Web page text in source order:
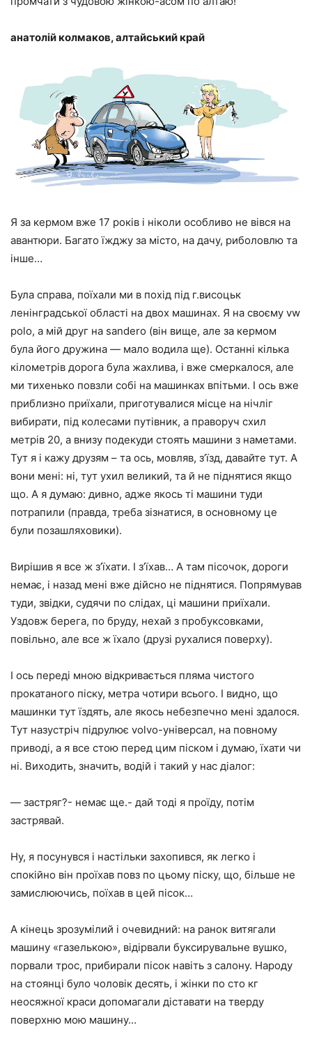
анатолій колмаков, алтайський край
Я за кермом вже 17 років і ніколи особливо не вівся на
авантюри. Багато їжджу за місто, на дачу, риболовлю та
інше…
Була справа, поїхали ми в похід під г.висоцьк
ленінградської області на двох машинах. Я на своєму vw
polo, а мій друг на sandero (він вище, але за кермом
була його дружина — мало водила ще). Останні кілька
кілометрів дорога була жахлива, і вже смеркалося, але
ми тихенько повзли собі на машинках впітьми. І ось вже
приблизно приїхали, приготувалися місце на нічліг
вибирати, під колесами путівник, а праворуч схил
метрів 20, а внизу подекуди стоять машини з наметами.
Тут я і кажу друзям – та ось, мовляв, з’їзд, давайте тут. А
вони мені: ні, тут ухил великий, та й не піднятися якщо
що. А я думаю: дивно, адже якось ті машини туди
потрапили (правда, треба зізнатися, в основному це
були позашляховики).
Вирішив я все ж з’їхати. І з’їхав… А там пісочок, дороги
немає, і назад мені вже дійсно не піднятися. Попрямував
туди, звідки, судячи по слідах, ці машини приїхали.
Уздовж берега, по бруду, нехай з пробуксовками,
повільно, але все ж їхало (друзі рухалися поверху).
І ось переді мною відкривається пляма чистого
прокатаного піску, метра чотири всього. І видно, що
машинки тут їздять, але якось небезпечно мені здалося.
Тут назустріч підрулює volvo-універсал, на повному
приводі, а я все стою перед цим піском і думаю, їхати чи
ні. Виходить, значить, водій і такий у нас діалог:
— застряг?- немає ще.- дай тоді я проїду, потім
застрявай.
Ну, я посунувся і настільки захопився, як легко і
спокійно він проїхав повз по цьому піску, що, більше не
замислюючись, поїхав в цей пісок…
А кінець зрозумілий і очевидний: на ранок витягали
машину «газелькою», відірвали буксирувальне вушко,
порвали трос, прибирали пісок навіть з салону. Народу
на стоянці було чоловік десять, і жінки по сто кг
неосяжної краси допомагали діставати на тверду
поверхню мою машину…